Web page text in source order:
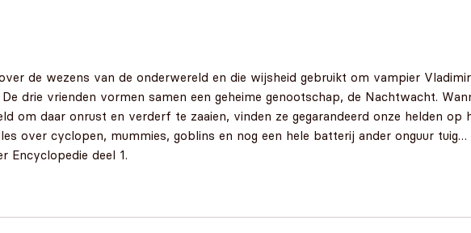
de wezens van de onderwereld en die wijsheid gebruikt om vampier
drie vrienden vormen samen een geheime genootschap, de Nachtwacht.
om daar onrust en verderf te zaaien, vinden ze gegarandeerd onze helden op
over cyclopen, mummies, goblins en nog een hele batterij ander onguur
Encyclopedie deel 1.